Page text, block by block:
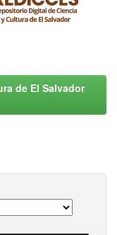
de El Salvador